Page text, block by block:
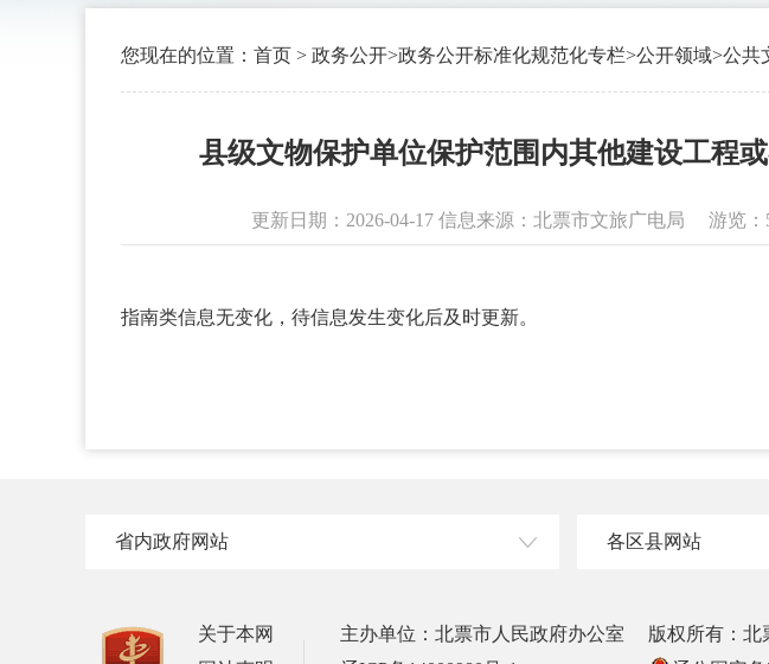
您现在的位置： 首页 > 政务公开>政务公开标准化规范化专栏>公开领域>公共
县级文物保护单位保护范围内其他建设工程
更新日期：2026-04-17 信息来源：北票市文旅广电局 游览：
指南类信息无变化，待信息发生变化后及时更新。
省内政府网站 各区县网站
关于本网
主办单位：北票市人民政府办公室
版权所有：北